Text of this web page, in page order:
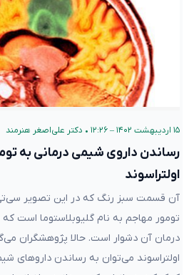
۱۵ اردیبهشت ۱۴۰۲ – ۱۲:۲۶ • دکتر علی‌اصغر هنرمند
رساندن داروی شیمی درمانی به
اولتراسوند
آن قسمت سبز رنگ که در این تصویر
تومور مهاجم به نام گلیوبلاستوما است
درمان آن دشوار است. حالا پژوهشگران
اولتراسوند می‌توان به رساندن دارو‌های